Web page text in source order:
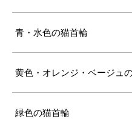
青・水色の猫首輪
黄色・オレンジ・ベージュ
緑色の猫首輪